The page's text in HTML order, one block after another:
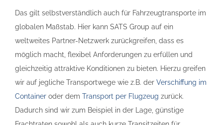
Das gilt selbstverständlich auch für Fahrzeugtransporte im
globalen Maßstab. Hier kann SATS Group auf ein
weltweites Partner-Netzwerk zurückgreifen, dass es
möglich macht, flexibel Anforderungen zu erfüllen und
gleichzeitig attraktive Konditionen zu bieten. Hierzu greifen
wir auf jegliche Transportwege wie z.B. der Verschiffung im
Container oder dem Transport per Flugzeug zurück.
Dadurch sind wir zum Beispiel in der Lage, günstige